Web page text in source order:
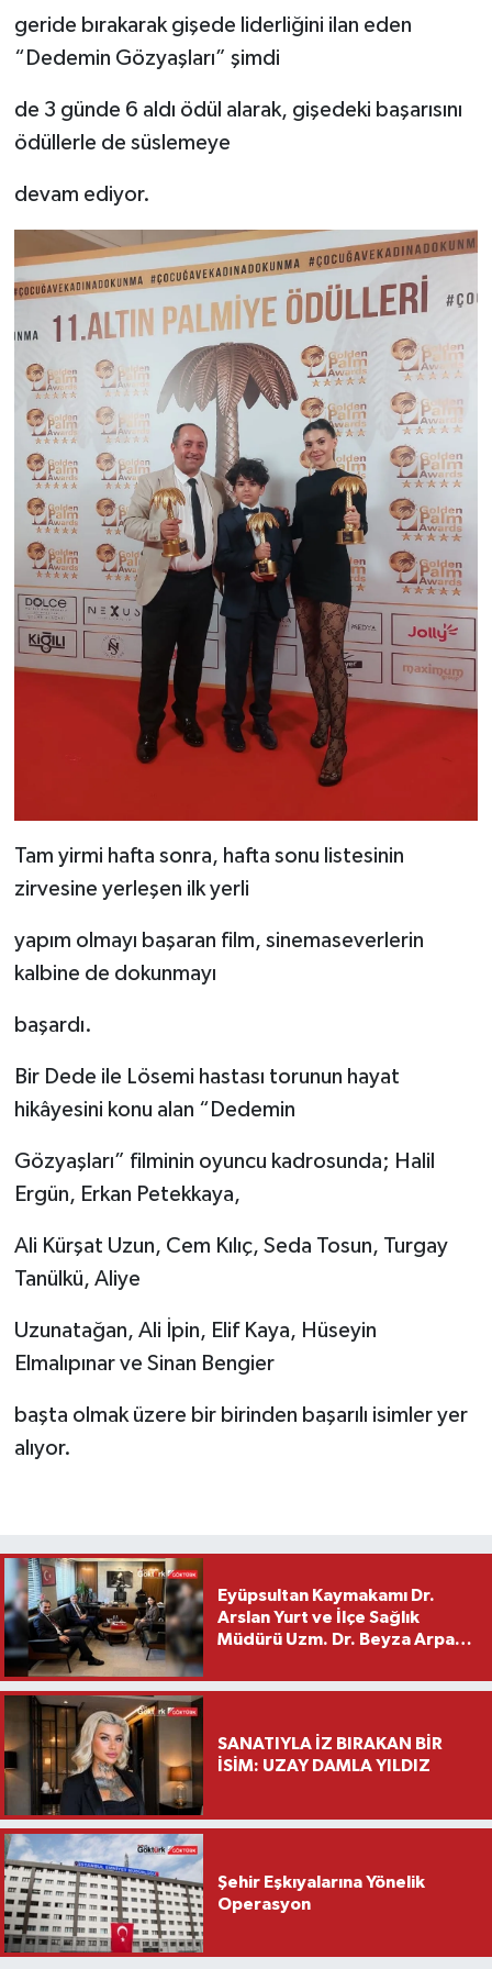
geride bırakarak gişede liderliğini ilan eden
“Dedemin Gözyaşları” şimdi
de 3 günde 6 aldı ödül alarak, gişedeki başarısını
ödüllerle de süslemeye
devam ediyor.
Tam yirmi hafta sonra, hafta sonu listesinin
zirvesine yerleşen ilk yerli
yapım olmayı başaran film, sinemaseverlerin
kalbine de dokunmayı
başardı.
Bir Dede ile Lösemi hastası torunun hayat
hikâyesini konu alan “Dedemin
Gözyaşları” filminin oyuncu kadrosunda; Halil
Ergün, Erkan Petekkaya,
Ali Kürşat Uzun, Cem Kılıç, Seda Tosun, Turgay
Tanülkü, Aliye
Uzunatağan, Ali İpin, Elif Kaya, Hüseyin
Elmalıpınar ve Sinan Bengier
başta olmak üzere bir birinden başarılı isimler yer
alıyor.
Eyüpsultan Kaymakamı Dr.
Arslan Yurt ve İlçe Sağlık
Müdürü Uzm. Dr. Beyza Arpacı
Ziyareti
SANATIYLA İZ BIRAKAN BİR
İSİM: UZAY DAMLA YILDIZ
Şehir Eşkıyalarına Yönelik
Operasyon